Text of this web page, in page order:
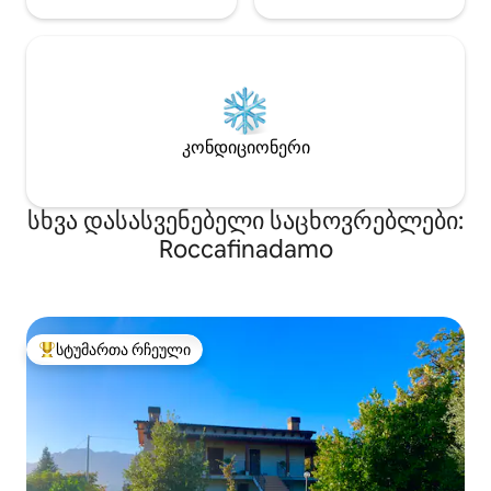
კონდიციონერი
სხვა დასასვენებელი საცხოვრებლები:
Roccafinadamo
სტუმართა რჩეული მოწინავე ვარიანტი
სტუმართა რჩეული